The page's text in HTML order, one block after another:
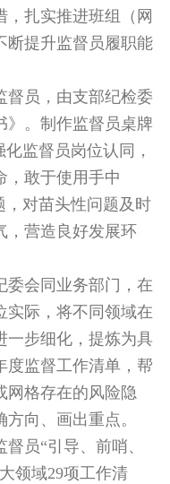
扎实推进班组（网
断提升监督员履职能
督员，由支部纪检委
》。制作监督员桌牌
监督员岗位认同，
，敢于使用手中
，对苗头性问题及时
，营造良好发展环
委会同业务部门，在
实际，将不同领域在
一步细化，提炼为具
度监督工作清单，帮
网格存在的风险隐
向、画出重点。
员“引导、前哨、
领域29项工作清